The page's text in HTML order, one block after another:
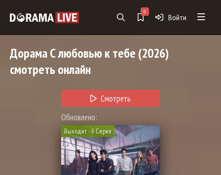
0
Войти
ДорамаС любовью к тебе (2026)
смотреть онлайн
Смотреть
Обновлено:
Выходит - 6 Серия